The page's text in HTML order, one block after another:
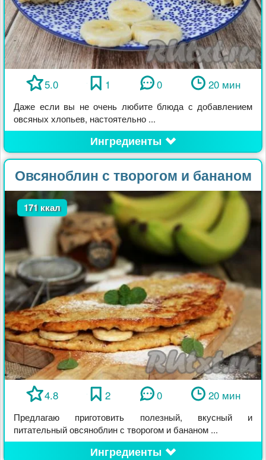
5.0 1 0 20 мин
Даже если вы не очень любите блюда с добавлением
овсяных хлопьев, настоятельно ...
Ингредиенты
Овсяноблин с творогом и бананом
171 ккал
4.8 2 0 20 мин
Предлагаю приготовить полезный, вкусный и
питательный овсяноблин с творогом и бананом ...
Ингредиенты